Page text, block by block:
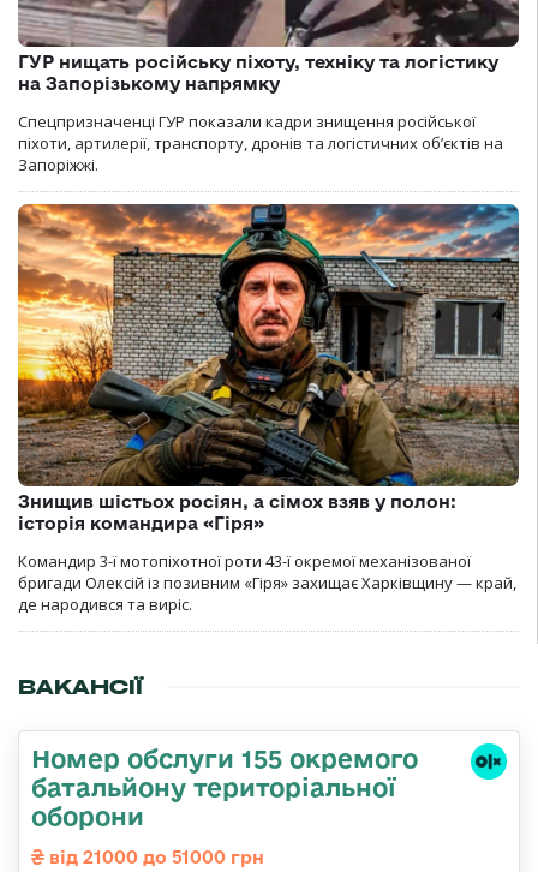
ГУР нищать російську піхоту, техніку та логістику
на Запорізькому напрямку
Спецпризначенці ГУР показали кадри знищення російської
піхоти, артилерії, транспорту, дронів та логістичних об’єктів на
Запоріжжі.
Знищив шістьох росіян, а сімох взяв у полон:
історія командира «Гіря»
Командир 3-ї мотопіхотної роти 43-ї окремої механізованої
бригади Олексій із позивним «Гіря» захищає Харківщину — край,
де народився та виріс.
ВАКАНСІЇ
Номер обслуги 155 окремого
батальйону територіальної
оборони
від 21000 до 51000 грн